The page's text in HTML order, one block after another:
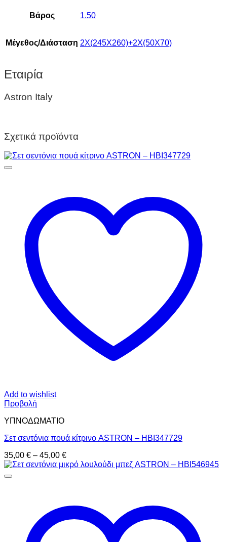
Βάρος 1.50
Μέγεθος/Διάσταση 2Χ(245X260)+2Χ(50Χ70)
Εταιρία
Astron Italy
Σχετικά προϊόντα
Add to wishlist
Προβολή
ΥΠΝΟΔΩΜΑΤΙO
Σετ σεντόνια πουά κίτρινο ASTRON – HBI347729
35,00 € – 45,00 €Price
range: